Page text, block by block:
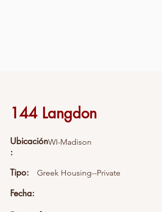
144 Langdon
Ubicación
:
WI-Madison
Tipo: Greek Housing--Private
Fecha: